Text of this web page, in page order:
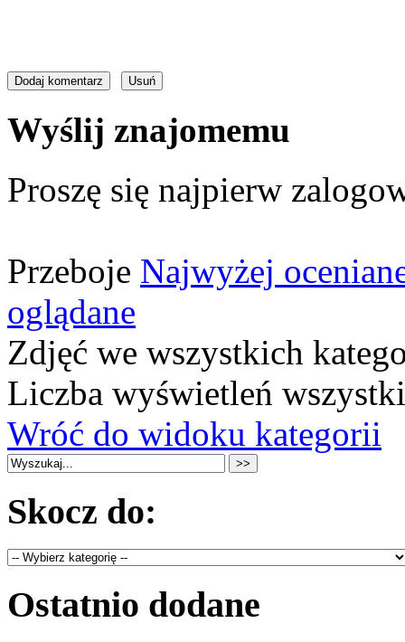
Wyślij znajomemu
Proszę się najpierw
Przeboje Najwyżej
oglądane
Zdjęć we wszystkich
Liczba wyświetleń
Wróć do widoku kategorii
Skocz do:
Ostatnio dodane